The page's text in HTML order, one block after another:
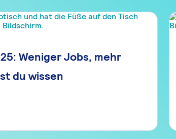
Weniger Jobs, mehr
du wissen